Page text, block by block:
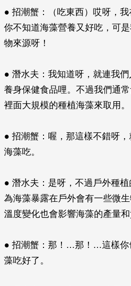
● 招潮蟹：（吃東西）哎呀，我
你不知道海藻營養又好吃，可
物來源呀！
● 潛水夫：我知道呀，就連我
養身保健食品哩。不過我們通
裡面大規模的種植海藻來取用。
● 招潮蟹：喔，那這樣不錯呀
海藻吃。
● 潛水夫：是呀，不過戶外種
為海藻暴露在戶外會有一些微
溫度變化也會影響海藻的產量和
● 招潮蟹：那！…那！…這樣你
藻吃好了。